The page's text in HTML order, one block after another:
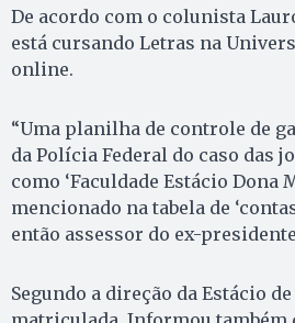
De acordo com o colunista
está cursando Letras na
online.
“Uma planilha de controle de
da Polícia Federal do caso das
como ‘Faculdade Estácio Dona
mencionado na tabela de
então assessor do ex-
Segundo a direção da Estácio